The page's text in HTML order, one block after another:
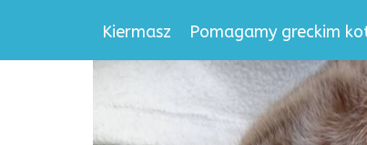
Kiermasz Pomagamy greckim